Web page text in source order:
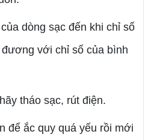
dòng sạc đến khi chỉ số
với chỉ số của bình
tháo sạc, rút điện.
để ắc quy quá yếu rồi mới